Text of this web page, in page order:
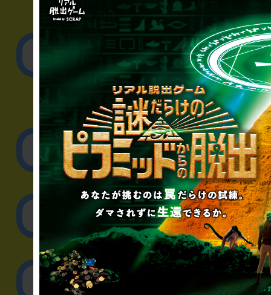
▼一般のお客様
公演内容、チケット
▼企業／法人の方
リアル脱出ゲーム制作
取材に関するお
その他のご相談／